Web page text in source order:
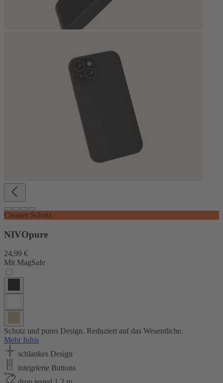
Cleaner Schutz
NIVOpure
24,99 €
Mit MagSafe
Schutz und pures Design. Reduziert auf das Wesentliche.
Mehr Infos
schlankes Design
integrierte Buttons